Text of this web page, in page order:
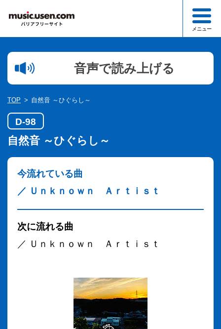
メニュー
検索
1文字以下での検索はできません。
ジャンル一覧
お申込み・お問合わせ
音声で読み上げる
TOP 自然音 ～ひぐらし ～
D-98
自然音 ～ひぐらし ～
今流れている曲
／ Ｕｎｋｎｏｗｎ Ａｒｔｉｓｔ
次に流れる曲
／ Ｕｎｋｎｏｗｎ Ａｒｔｉｓｔ